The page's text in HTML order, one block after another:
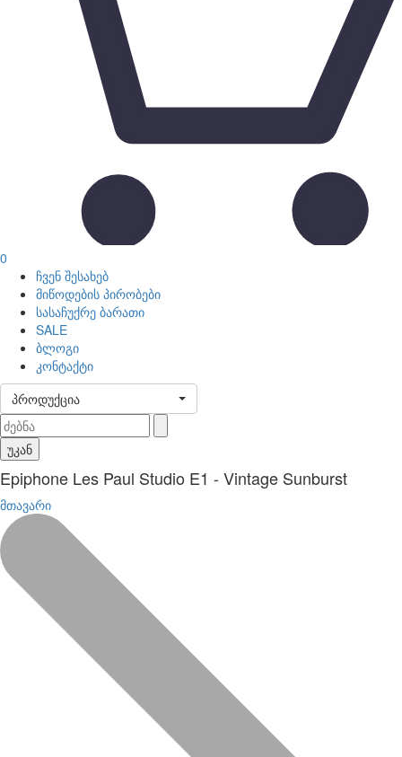
0
ჩვენ შესახებ
მიწოდების პირობები
სასაჩუქრე ბარათი
SALE
ბლოგი
კონტაქტი
პროდუქცია
უკან
Epiphone Les Paul Studio E1 - Vintage Sunburst
მთავარი